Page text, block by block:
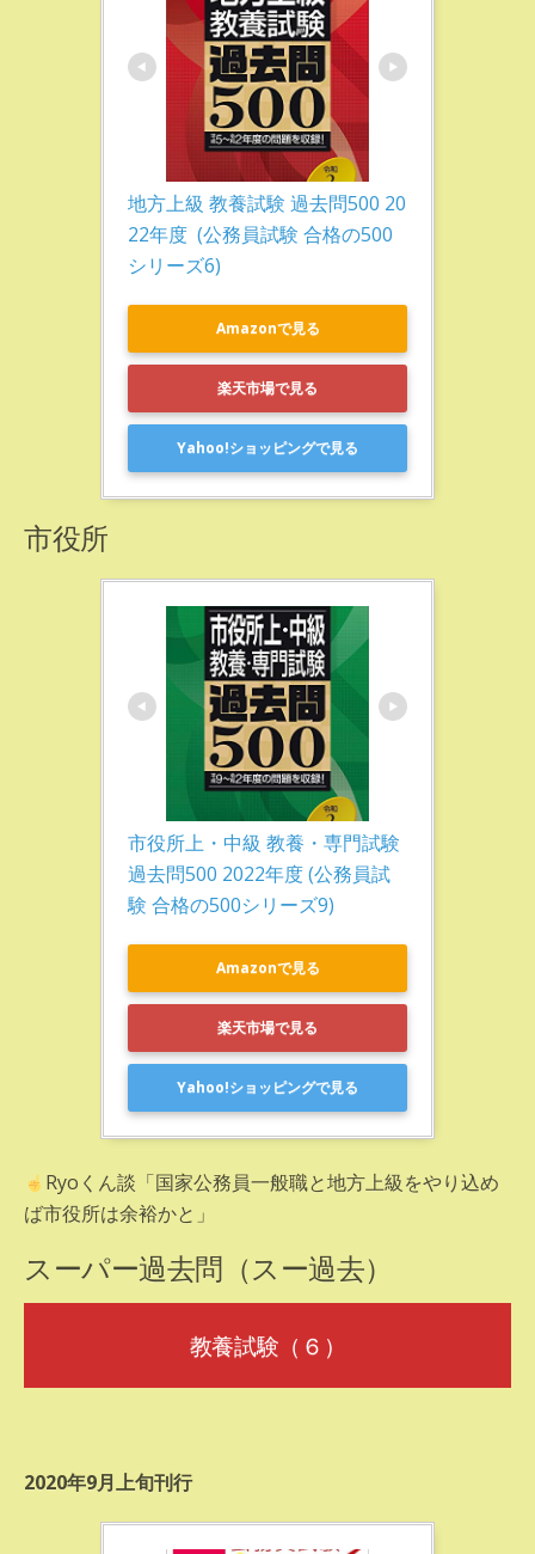
地方上級 教養試験 過去問500 20
22年度  (公務員試験 合格の500
シリーズ6)
Amazonで見る
楽天市場で見る
Yahoo!ショッピングで見る
市役所
市役所上・中級 教養・専門試験
過去問500 2022年度 (公務員試
験 合格の500シリーズ9)
Amazonで見る
楽天市場で見る
Yahoo!ショッピングで見る
Ryoくん談「国家公務員一般職と地方上級をやり込め
ば市役所は余裕かと」
スーパー過去問（スー過去）
教養試験（６）
2020年9月上旬刊行